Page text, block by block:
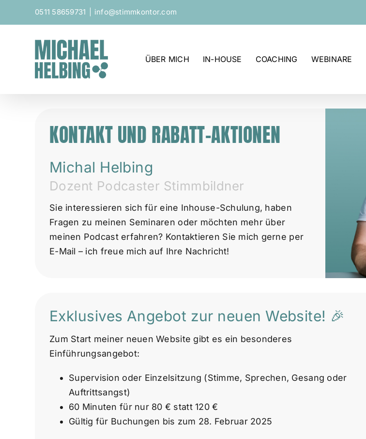
0511 58659731 info@stimmkontor.com
ÜBER MICH IN-HOUSE COACHING WEBINARE
KONTAKT UND RABATT-AKTIONEN
Michal Helbing
Dozent Podcaster Stimmbildner
Sie interessieren sich für eine Inhouse-Schulung, haben
Fragen zu meinen Seminaren oder möchten mehr über
meinen Podcast erfahren? Kontaktieren Sie mich gerne per
E-Mail – ich freue mich auf Ihre Nachricht!
Exklusives Angebot zur neuen Website! 🎉
Zum Start meiner neuen Website gibt es ein besonderes
Einführungsangebot:
Supervision oder Einzelsitzung (Stimme, Sprechen, Gesang oder
Auftrittsangst)
60 Minuten für nur 80 € statt 120 €
Gültig für Buchungen bis zum 28. Februar 2025